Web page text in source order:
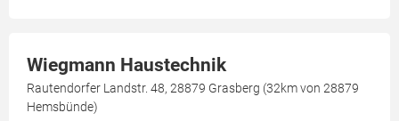
Wiegmann Haustechnik
Rautendorfer Landstr. 48, 28879 Grasberg (32km von 28879
Hemsbünde)